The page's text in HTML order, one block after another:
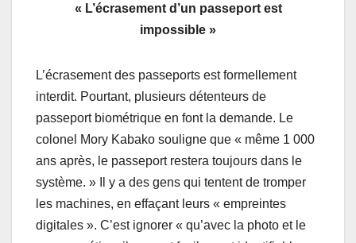
« L’écrasement d’un passeport est
impossible »
L’écrasement des passeports est formellement
interdit. Pourtant, plusieurs détenteurs de
passeport biométrique en font la demande. Le
colonel Mory Kabako souligne que « même 1 000
ans après, le passeport restera toujours dans le
système. » Il y a des gens qui tentent de tromper
les machines, en effaçant leurs « empreintes
digitales ». C’est ignorer « qu’avec la photo et le